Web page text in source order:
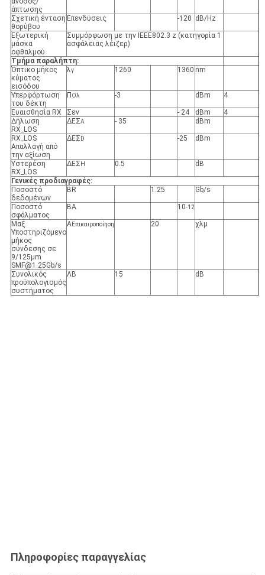
άπτωσης
Σχετική ένταση
θορύβου
Επενδύσεις -120 dB/Hz
Εξωτερική
μάσκα
οφθαλμού
Συμμόρφωση με την IEEE802.3 z (κατηγορία 1
ασφάλειας λέιζερ)
Τμήμα παραλήπτη:
Όπτικο μήκος
κύματος
εισόδου
λγ 1260 1360 nm
Υπερφόρτωση
του δέκτη
Π Ολ -3 dBm 4
Ευαισθησία RX Σεν - 24 dBm
4
Δήλωση
RX_LOS
ΔΕΣΑ - 35 dBm
RX_LOS
Απαλλαγή από
την αξίωση
ΔΕΣ D -25 dBm
Υστερέση
RX_LOS
ΔΕΣ H 0.5 dB
Γενικές προδιαγραφές:
Ποσοστό
δεδομένων
BR 1.25 Gb/s
Ποσοστό
σφάλματος
ΒΑ 10-12
Μαξ.
Υποστηριζόμενο
μήκος
σύνδεσης σε
9/125μm
SMF@1.25Gb/s
ΑΕπικαιροποίηση 20 χλμ
Συνολικός
προϋπολογισμός
συστήματος
ΛΒ 15 dB
Πληροφορίες παραγγελίας